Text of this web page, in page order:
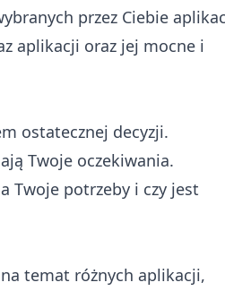
przez Ciebie
aplikacji oraz jej mocne i
ostatecznej decyzji.
Twoje oczekiwania.
Twoje potrzeby i czy jest
temat różnych aplikacji,